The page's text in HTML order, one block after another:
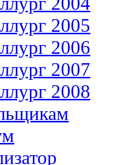
2005
2006
2007
2008